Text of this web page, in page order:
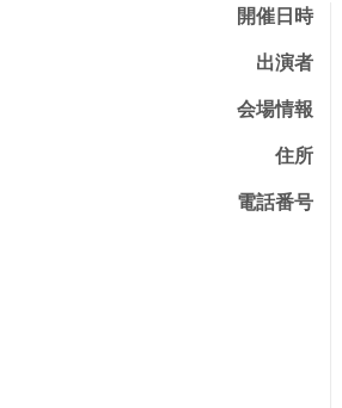
開催日時
出演者
会場情報
住所
電話番号